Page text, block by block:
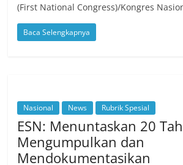
(First National Congress)/Kongres
Baca Selengkapnya
Nasional News Rubrik Spesial
ESN: Menuntaskan 20
Mengumpulkan dan
Mendokumentasikan